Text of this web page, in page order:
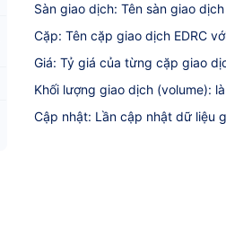
Sàn giao dịch: Tên sàn giao
Cặp: Tên cặp giao dịch EDRC
Giá: Tỷ giá của từng cặp giao
Khối lượng giao dịch (volume):
Cập nhật: Lần cập nhật dữ liệu